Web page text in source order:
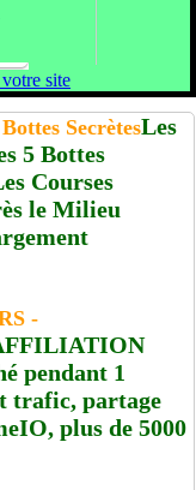
SecrètesLes
5 Bottes
Courses
le Milieu
-
pendant 1
trafic, partage
plus de 5000